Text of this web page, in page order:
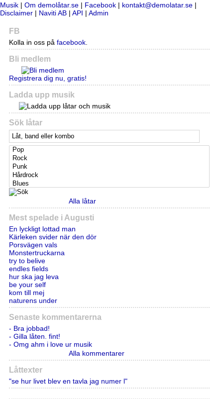
Musik | Om demolåtar.se | Facebook | kontakt@demolatar.se |
Disclaimer | Naviti AB | API | Admin
FB
Kolla in oss på facebook.
Bli medlem
Registrera dig nu, gratis!
Ladda upp musik
Sök låtar
Alla låtar
Mest spelade i Augusti
En lyckligt lottad man
Kärleken svider när den dör
Porsvägen vals
Monstertruckarna
try to belive
endles fields
hur ska jag leva
be your self
kom till mej
naturens under
Senaste kommentarerna
- Bra jobbad!
- Gilla låten. fint!
- Omg ahm i love ur musik
Alla kommentarer
Låttexter
"se hur livet blev en tavla jag numer l"